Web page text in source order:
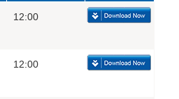
12:00
12:00